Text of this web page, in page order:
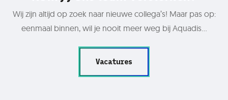
Wij zijn altijd op zoek naar nieuwe collega’s! Maar pas op:
eenmaal binnen, wil je nooit meer weg bij Aquadis…
Vacatures